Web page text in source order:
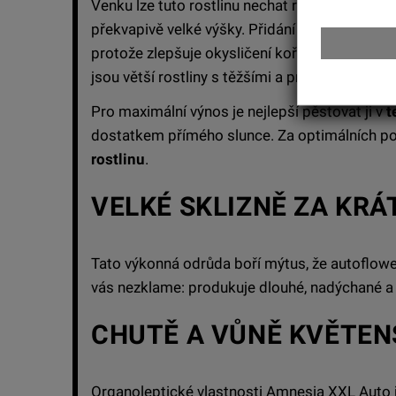
Venku lze tuto rostlinu nechat růst volně,
překvapivě velké výšky. Přidání malého
protože zlepšuje okysličení kořenového
jsou větší rostliny s těžšími a pryskyřičnějšími
Pro maximální výnos je nejlepší pěstovat ji v
dostatkem přímého slunce. Za optimálních
rostlinu.
VELKÉ SKLIZNĚ ZA
Tato výkonná odrůda boří mýtus, že
vás nezklame: produkuje dlouhé, nadýchané
CHUTĚ A VŮNĚ
Organoleptické vlastnosti Amnesia XXL